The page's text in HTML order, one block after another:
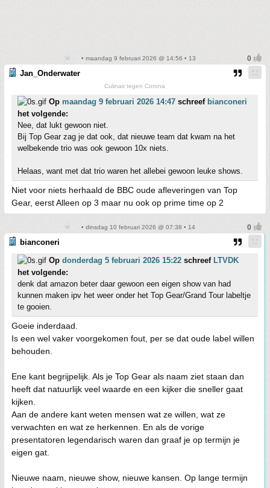
• maandag 9 februari 2026 @ 14:56 • 13
Jan_Onderwater
Culinair tegen Corona
Op maandag 9 februari 2026 14:47 schreef bianconeri
het volgende:
Nee, dat lukt gewoon niet.
Bij Top Gear zag je dat ook, dat nieuwe team dat kwam na het
welbekende trio was ook gewoon 10x niets.
Helaas, want met dat trio waren het allebei gewoon leuke shows.
Niet voor niets herhaald de BBC oude afleveringen van Top
Gear, eerst Alleen op 3 maar nu ook op prime time op 2
• dinsdag 10 februari 2026 @ 07:38 • 14
bianconeri
Op donderdag 5 februari 2026 15:22 schreef LTVDK
het volgende:
denk dat amazon beter daar gewoon een eigen show van had
kunnen maken ipv het weer onder het Top Gear/Grand Tour labeltje
te gooien.
Goeie inderdaad.
Is een wel vaker voorgekomen fout, per se dat oude label willen
behouden.
Ene kant begrijpelijk. Als je Top Gear als naam ziet staan dan
heeft dat natuurlijk veel waarde en een kijker die sneller gaat
kijken.
Aan de andere kant weten mensen wat ze willen, wat ze
verwachten en wat ze herkennen. En als de vorige
presentatoren legendarisch waren dan graaf je op termijn je
eigen gat.
Nieuwe naam, nieuwe show, nieuwe kansen. Op lange termijn